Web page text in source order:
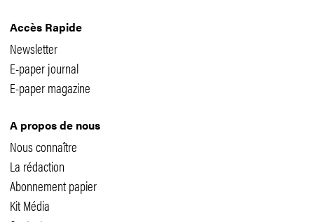
Accès Rapide
Newsletter
E-paper journal
E-paper magazine
A propos de nous
Nous connaître
La rédaction
Abonnement papier
Kit Média